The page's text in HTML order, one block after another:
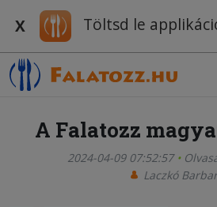
X Töltsd le
A Falatozz
2024-04-09 07:52:57
Laczkó